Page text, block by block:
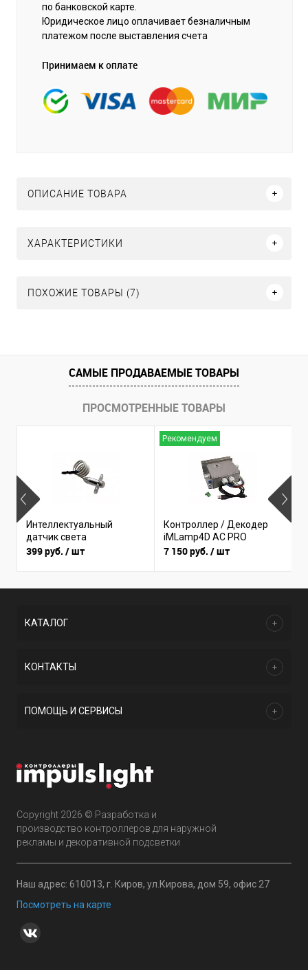
по банковской карте.
Юридическое лицо оплачивает безналичным
платежом после выставления счета
Принимаем к оплате
ОПИСАНИЕ ТОВАРА
ХАРАКТЕРИСТИКИ
ПОХОЖИЕ ТОВАРЫ (7)
САМЫЕ ПРОДАВАЕМЫЕ ТОВАРЫ
ПРОСМОТРЕННЫЕ ТОВАРЫ
Интеллектуальный
датчик света
399 руб. / шт
Рекомендуем
Контроллер / Декодер
iMLamp4D AC PRO
7 150 руб. / шт
Copyright 2026 © Разработка и
производство контроллеров для наружной
рекламы и декоративной подсветки
Наш адрес: 610013, г. Киров, ул.Кирова, дом 59, офис 27
Посмотреть на карте
КАТАЛОГ
КОНТАКТЫ
ПОМОЩЬ И СЕРВИСЫ